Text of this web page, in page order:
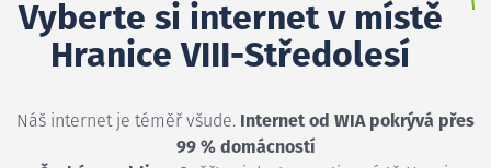
Vyberte si internet v místě
Hranice VIII-Středolesí
Náš internet je téměř všude. Internet od WIA pokrývá přes
99 % domácností